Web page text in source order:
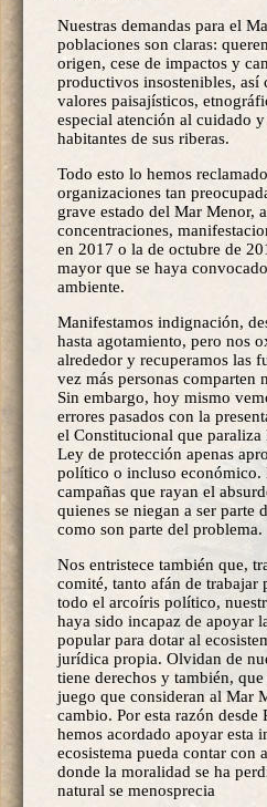
Nuestras demandas para el
poblaciones son claras:
origen, cese de impactos y
productivos insostenibles, así
valores paisajísticos,
especial atención al cuidado
habitantes de sus riberas.
Todo esto lo hemos
organizaciones tan
grave estado del Mar Menor,
concentraciones,
en 2017 o la de octubre de
mayor que se haya
ambiente.
Manifestamos indignación,
hasta agotamiento, pero nos
alrededor y recuperamos las
vez más personas comparten
Sin embargo, hoy mismo
errores pasados con la
el Constitucional que
Ley de protección apenas
político o incluso económico.
campañas que rayan el
quienes se niegan a ser parte
como son parte del problema.
Nos entristece también que,
comité, tanto afán de trabajar
todo el arcoíris político,
haya sido incapaz de apoyar
popular para dotar al
jurídica propia. Olvidan de
tiene derechos y también, que
juego que consideran al Mar
cambio. Por esta razón
hemos acordado apoyar esta
ecosistema pueda contar con
donde la moralidad se ha
natural se menosprecia